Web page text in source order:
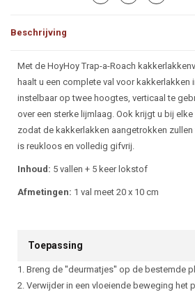
Beschrijving
Beschrijving
Met de HoyHoy Trap-a-Roach
haalt u een complete val voor kakkerlakken
instelbaar op twee hoogtes, verticaal te
over een sterke lijmlaag. Ook krijgt u bij
zodat de kakkerlakken aangetrokken zullen
is reukloos en volledig gifvrij.
Inhoud: 5 vallen + 5 keer lokstof
Afmetingen: 1 val meet 20 x 10 cm
Toepassing
1. Breng de ''deurmatjes'' op de bestemde
2. Verwijder in een vloeiende beweging het